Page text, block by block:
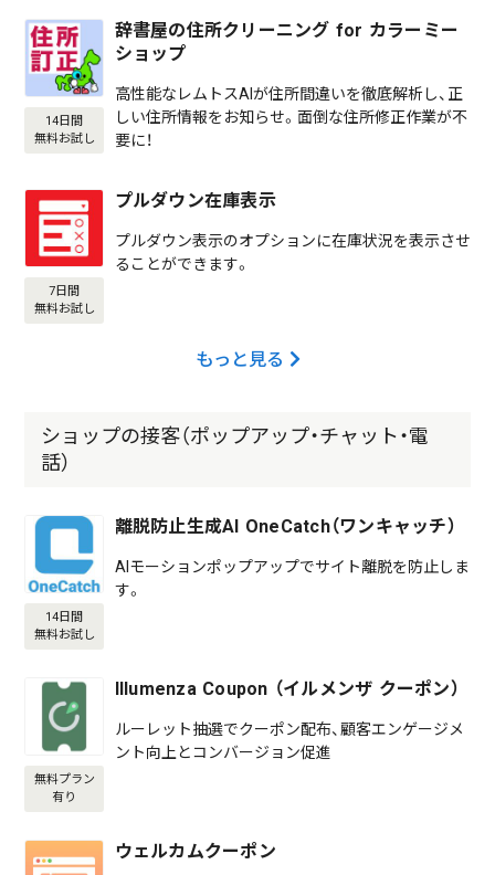
14日間
無料お試し
辞書屋の住所クリーニング for カラーミー
ショップ
高性能なレムトスAIが住所間違いを徹底解析し、正
しい住所情報をお知らせ。面倒な住所修正作業が不
要に！
7日間
無料お試し
プルダウン在庫表示
プルダウン表示のオプションに在庫状況を表示させ
ることができます。
もっと見る
ショップの接客（ポップアップ・チャット・電
話）
14日間
無料お試し
離脱防止生成AI OneCatch（ワンキャッチ）
AIモーションポップアップでサイト離脱を防止しま
す。
無料プラン
有り
Illumenza Coupon （イルメンザ クーポン）
ルーレット抽選でクーポン配布、顧客エンゲージメ
ント向上とコンバージョン促進
ウェルカムクーポン